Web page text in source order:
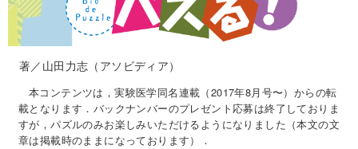
著／山田力志（アソビディア）
本コンテンツは，実験医学同名連載（2017年8月号〜）からの転
載となります．バックナンバーのプレゼント応募は終了しておりま
すが，パズルのみお楽しみいただけるようになりました（本文の文
章は掲載時のままになっております）．